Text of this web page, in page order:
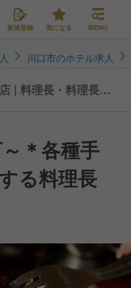
新規登録 気になる MENU
川口市のホテル求人
| 料理長・料理長候
＊各種手
る料理長